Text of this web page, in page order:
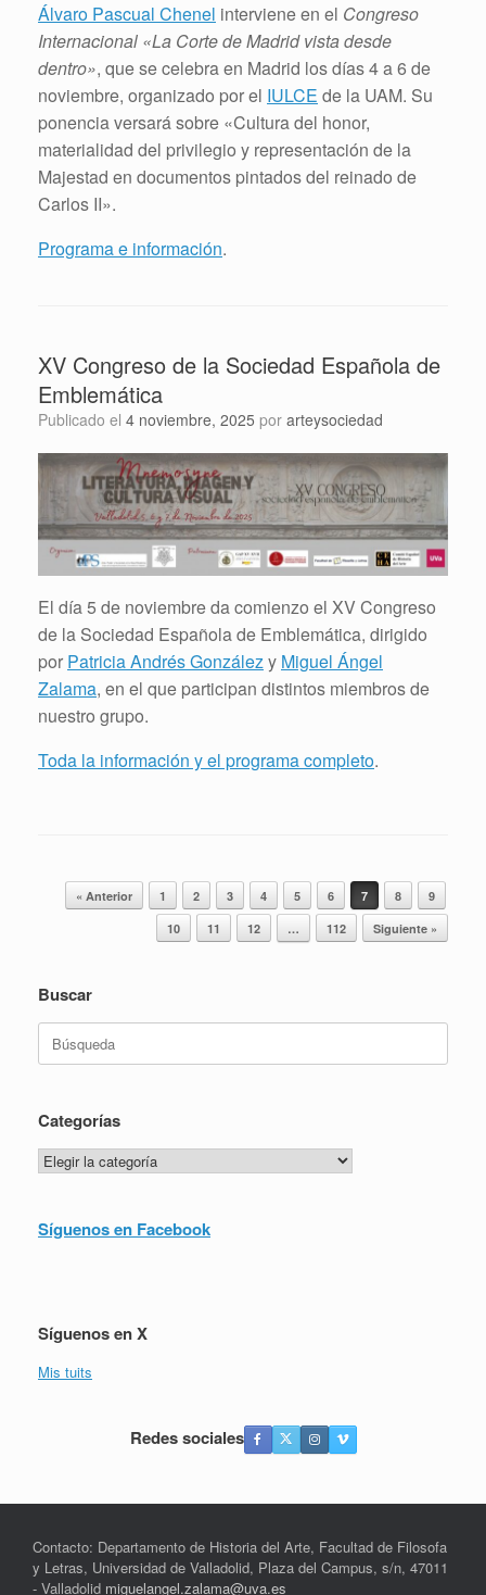
Álvaro Pascual Chenel interviene en el Congreso
Internacional «La Corte de Madrid vista desde
dentro», que se celebra en Madrid los días 4 a 6 de
noviembre, organizado por el IULCE de la UAM. Su
ponencia versará sobre «Cultura del honor,
materialidad del privilegio y representación de la
Majestad en documentos pintados del reinado de
Carlos II».
Programa e información.
XV Congreso de la Sociedad Española de
Emblemática
Publicado el 4 noviembre, 2025 por arteysociedad
El día 5 de noviembre da comienzo el XV Congreso
de la Sociedad Española de Emblemática, dirigido
por Patricia Andrés Gonzálezy Miguel Ángel
Zalama, en el que participan distintos miembros de
nuestro grupo.
Toda la información y el programa completo.
Navegador de artículos
« Anterior 1 2 3 4 5 6 7 8
9
10
11 12 … 112 Siguiente »
Buscar
Categorías
Categorías
Síguenos en Facebook
Síguenos en X
Mis tuits
Redes sociales
Contacto: Departamento de Historia del Arte, Facultad de Filosofa
y Letras, Universidad de Valladolid, Plaza del Campus, s/n, 47011
- Valladolid miguelangel.zalama@uva.es